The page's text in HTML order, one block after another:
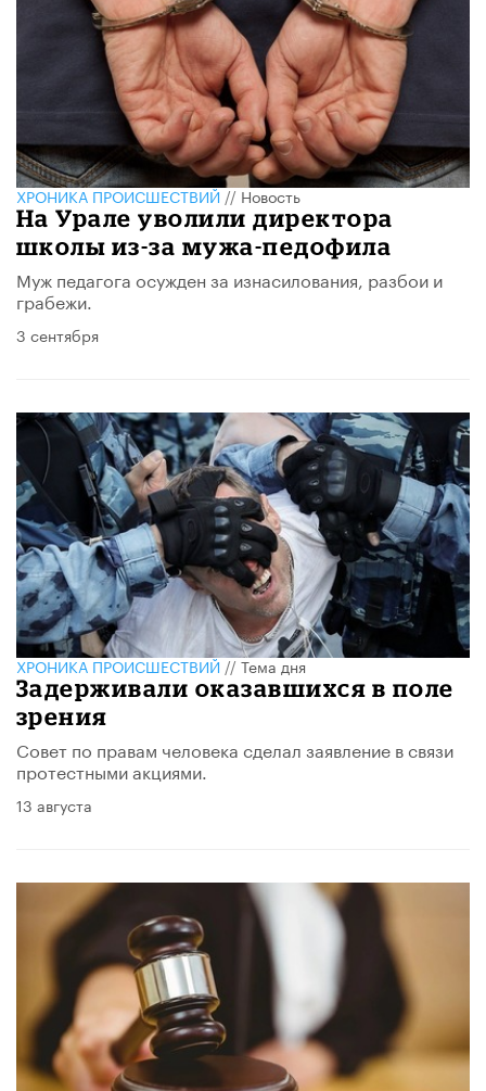
ХРОНИКА ПРОИСШЕСТВИЙ//Новость
На Урале уволили директора
школы из-за мужа-педофила
Муж педагога осужден за изнасилования, разбои и
грабежи.
3 сентября
ХРОНИКА ПРОИСШЕСТВИЙ//Тема дня
Задерживали оказавшихся в поле
зрения
Совет по правам человека сделал заявление в связи
протестными акциями.
13 августа